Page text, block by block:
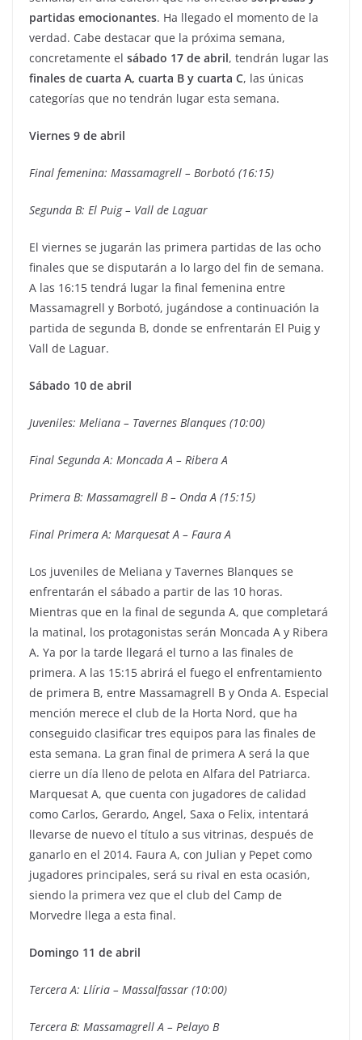
partidas emocionantes. Ha llegado el momento de la
verdad. Cabe destacar que la próxima semana,
concretamente el sábado 17 de abril, tendrán lugar las
finales de cuarta A, cuarta B y cuarta C, las únicas
categorías que no tendrán lugar esta semana.
Viernes 9 de abril
Final femenina: Massamagrell – Borbotó (16:15)
Segunda B: El Puig – Vall de Laguar
El viernes se jugarán las primera partidas de las ocho
finales que se disputarán a lo largo del fin de semana.
A las 16:15 tendrá lugar la final femenina entre
Massamagrell y Borbotó, jugándose a continuación la
partida de segunda B, donde se enfrentarán El Puig y
Vall de Laguar.
Sábado 10 de abril
Juveniles: Meliana – Tavernes Blanques (10:00)
Final Segunda A: Moncada A – Ribera A
Primera B: Massamagrell B – Onda A (15:15)
Final Primera A: Marquesat A – Faura A
Los juveniles de Meliana y Tavernes Blanques se
enfrentarán el sábado a partir de las 10 horas.
Mientras que en la final de segunda A, que completará
la matinal, los protagonistas serán Moncada A y Ribera
A. Ya por la tarde llegará el turno a las finales de
primera. A las 15:15 abrirá el fuego el enfrentamiento
de primera B, entre Massamagrell B y Onda A. Especial
mención merece el club de la Horta Nord, que ha
conseguido clasificar tres equipos para las finales de
esta semana. La gran final de primera A será la que
cierre un día lleno de pelota en Alfara del Patriarca.
Marquesat A, que cuenta con jugadores de calidad
como Carlos, Gerardo, Angel, Saxa o Felix, intentará
llevarse de nuevo el título a sus vitrinas, después de
ganarlo en el 2014. Faura A, con Julian y Pepet como
jugadores principales, será su rival en esta ocasión,
siendo la primera vez que el club del Camp de
Morvedre llega a esta final.
Domingo 11 de abril
Tercera A: Llíria – Massalfassar (10:00)
Tercera B: Massamagrell A – Pelayo B